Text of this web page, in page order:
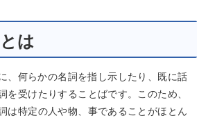
は
、何らかの名詞を指し示したり、既に話
を受けたりすることばです。このため、
は特定の人や物、事であることがほとん